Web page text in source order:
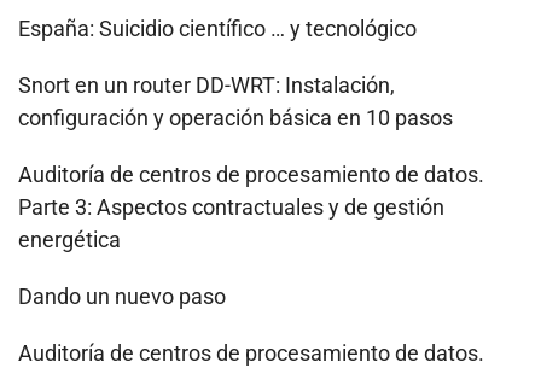
España: Suicidio científico … y tecnológico
Snort en un router DD-WRT: Instalación,
configuración y operación básica en 10 pasos
Auditoría de centros de procesamiento de datos.
Parte 3: Aspectos contractuales y de gestión
energética
Dando un nuevo paso
Auditoría de centros de procesamiento de datos.